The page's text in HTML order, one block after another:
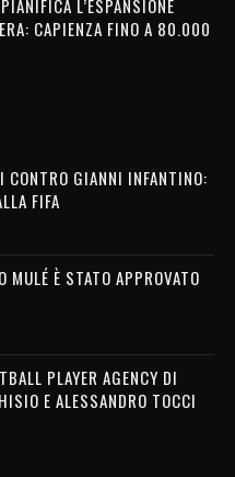
L’ESPANSIONE
CAPIENZA FINO A 80.000
CONTRO GIANNI INFANTINO:
FIFA
MULÉ È STATO APPROVATO
PLAYER AGENCY DI
E ALESSANDRO TOCCI